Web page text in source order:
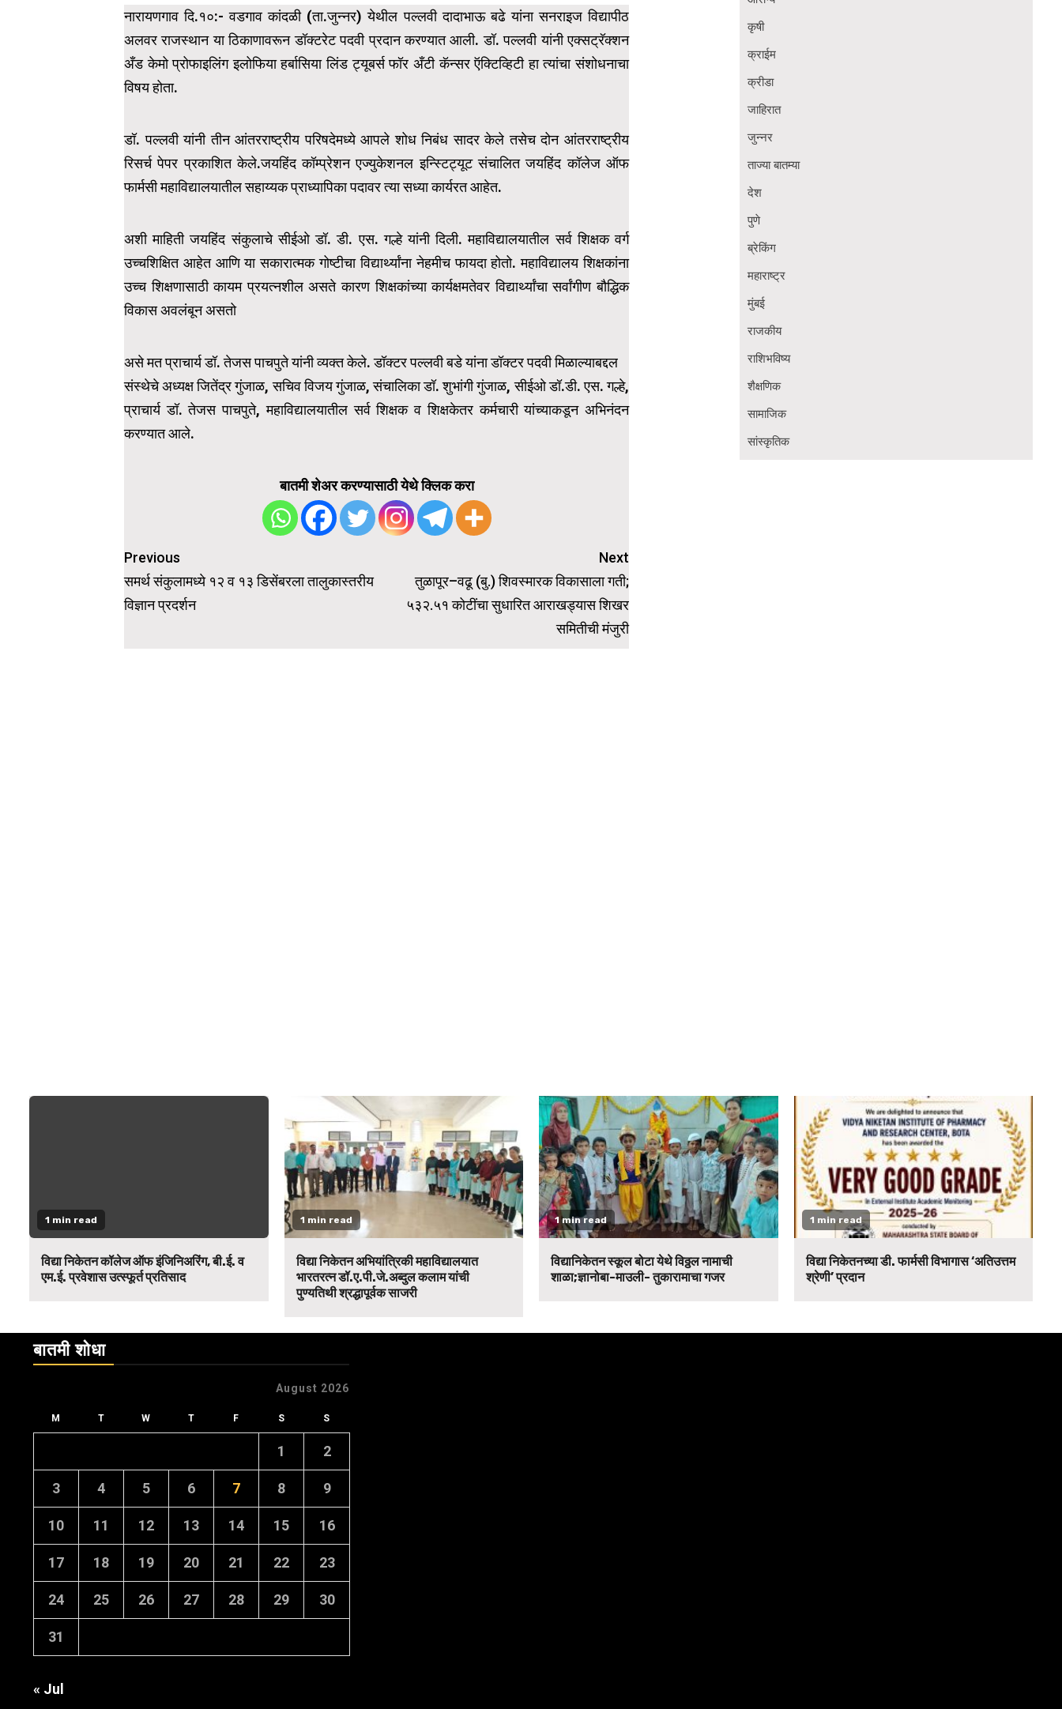
नारायणगाव दि.१०:- वडगाव कांदळी (ता.जुन्नर) येथील पल्लवी दादाभाऊ बढे यांना सनराइज विद्यापीठ
अलवर राजस्थान या ठिकाणावरून डॉक्टरेट पदवी प्रदान करण्यात आली. डॉ. पल्लवी यांनी एक्सट्रॅक्शन
अँड केमो प्रोफाइलिंग इलोफिया हर्बासिया लिंड ट्यूबर्स फॉर अँटी कॅन्सर ऍक्टिव्हिटी हा त्यांचा संशोधनाचा
विषय होता.
डॉ. पल्लवी यांनी तीन आंतरराष्ट्रीय परिषदेमध्ये आपले शोध निबंध सादर केले तसेच दोन आंतरराष्ट्रीय
रिसर्च पेपर प्रकाशित केले.जयहिंद कॉम्प्रेशन एज्युकेशनल इन्स्टिट्यूट संचालित जयहिंद कॉलेज ऑफ
फार्मसी महाविद्यालयातील सहाय्यक प्राध्यापिका पदावर त्या सध्या कार्यरत आहेत.
अशी माहिती जयहिंद संकुलाचे सीईओ डॉ. डी. एस. गल्हे यांनी दिली. महाविद्यालयातील सर्व शिक्षक वर्ग
उच्चशिक्षित आहेत आणि या सकारात्मक गोष्टीचा विद्यार्थ्यांना नेहमीच फायदा होतो. महाविद्यालय शिक्षकांना
उच्च शिक्षणासाठी कायम प्रयत्नशील असते कारण शिक्षकांच्या कार्यक्षमतेवर विद्यार्थ्यांचा सर्वांगीण बौद्धिक
विकास अवलंबून असतो
असे मत प्राचार्य डॉ. तेजस पाचपुते यांनी व्यक्त केले. डॉक्टर पल्लवी बडे यांना डॉक्टर पदवी मिळाल्याबद्दल
संस्थेचे अध्यक्ष जितेंद्र गुंजाळ, सचिव विजय गुंजाळ, संचालिका डॉ. शुभांगी गुंजाळ, सीईओ डॉ.डी. एस. गल्हे,
प्राचार्य डॉ. तेजस पाचपुते, महाविद्यालयातील सर्व शिक्षक व शिक्षकेतर कर्मचारी यांच्याकडून अभिनंदन
करण्यात आले.
बातमी शेअर करण्यासाठी येथे क्लिक करा
Post
navigation
Previous
समर्थ संकुलामध्ये १२ व १३ डिसेंबरला तालुकास्तरीय
विज्ञान प्रदर्शन
Next
तुळापूर–वढू (बु.) शिवस्मारक विकासाला गती;
५३२.५१ कोटींचा सुधारित आराखड्यास शिखर
समितीची मंजुरी
कृषी
क्राईम
क्रीडा
जाहिरात
जुन्नर
ताज्या बातम्या
देश
पुणे
ब्रेकिंग
महाराष्ट्र
मुंबई
राजकीय
राशिभविष्य
शैक्षणिक
सामाजिक
सांस्कृतिक
1 min read
विद्या निकेतन कॉलेज ऑफ इंजिनिअरिंग, बी.ई. व
एम.ई. प्रवेशास उत्स्फूर्त प्रतिसाद
1 min read
विद्या निकेतन अभियांत्रिकी महाविद्यालयात
भारतरत्न डॉ.ए.पी.जे.अब्दुल कलाम यांची
पुण्यतिथी श्रद्धापूर्वक साजरी
1 min read
विद्यानिकेतन स्कूल बोटा येथे विठ्ठल नामाची
शाळा;ज्ञानोबा-माउली- तुकारामाचा गजर
1 min read
विद्या निकेतनच्या डी. फार्मसी विभागास ‘अतिउत्तम
श्रेणी’ प्रदान
बातमी शोधा
August 2026
M T W T F S S
1 2
3 4 5 6 7 8 9
10 11 12 13 14 15 16
17 18 19 20 21 22 23
24 25 26 27 28 29 30
31
« Jul